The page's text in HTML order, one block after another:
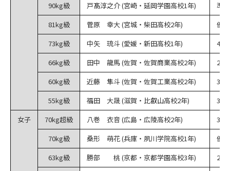
90kg級
戸髙淳之介 (宮崎・延岡学園高校1年)
準
81kg級
菅原 幸大 (宮城・柴田高校2年)
優勝
73kg級
中矢 琉斗 (愛媛・新田高校1年)
4回
66kg級
田中 龍馬 (佐賀・佐賀商業高校2年)
2回
60kg級
近藤 隼斗 (佐賀・佐賀工業高校2年)
3位
55kg級
福田 大晟 (滋賀・比叡山高校2年)
3回
女子
70kg超級 八巻 衣音 (広島・広陵高校2年)
3位
70kg級
桑形 萌花 (兵庫・夙川学院高校1年)
優勝
63kg級
勝部 桃 (京都・京都学園高校3年)
2回